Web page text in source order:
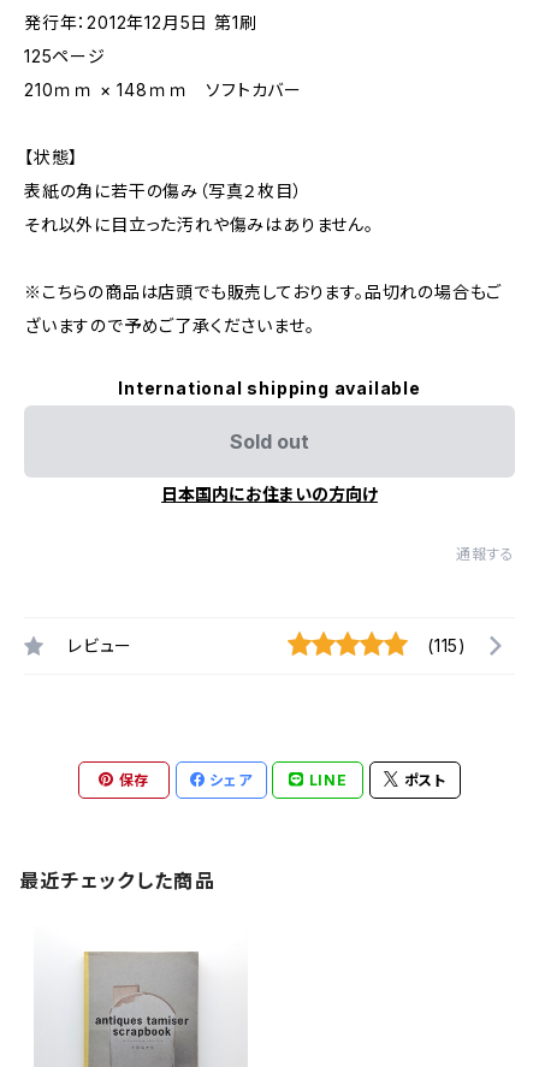
発行年：2012年12月5日 第1刷
125ページ
210ｍｍ × 148ｍｍ ソフトカバー
【状態】
表紙の角に若干の傷み（写真２枚目）
それ以外に目立った汚れや傷みはありません。
※こちらの商品は店頭でも販売しております。品切れの場合もご
ざいますので予めご了承くださいませ。
International shipping available
Sold out
日本国内にお住まいの方向け
通報する
レビュー (115)
保存 シェア LINE ポスト
最近チェックした商品